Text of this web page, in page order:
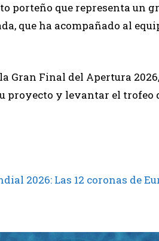
porteño que representa un
que ha acompañado al
Gran Final del Apertura
y levantar el trofeo
2026: Las 12 coronas de